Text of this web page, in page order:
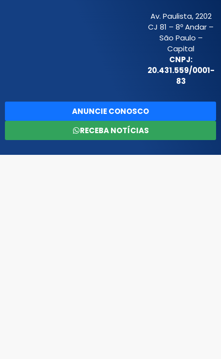
Av. Paulista, 2202
CJ 81 – 8º Andar –
São Paulo –
Capital
CNPJ:
20.431.559/0001-
83
ANUNCIE CONOSCO
RECEBA NOTÍCIAS